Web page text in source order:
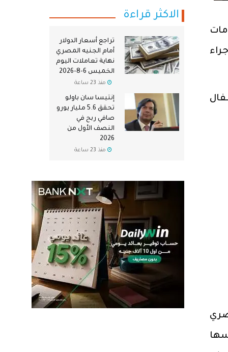
لإجراء
الاكثر قراءة
تراجع أسعار الدولار
أمام الجنيه المصري
نهاية تعاملات اليوم
الخميس 6-8-2026
منذ 23 ساعة
إنتيسا سان باولو
تحقق 5.6 مليار يورو
صافي ربح في
النصف الأول من
2026
منذ 23 ساعة